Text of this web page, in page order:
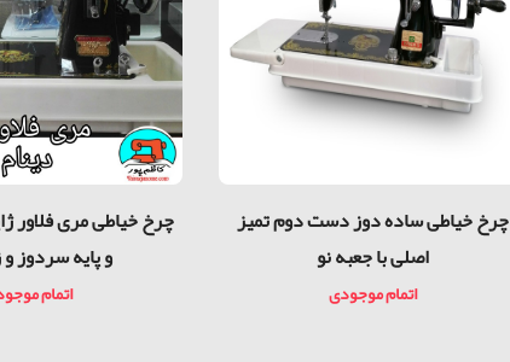
چرخ خیاطی مری فلاور
و پایه سردوز
اتمام
چرخ خیاطی ساده دوز دست دوم تمیز
اصلی با جعبه نو
اتمام موجودی